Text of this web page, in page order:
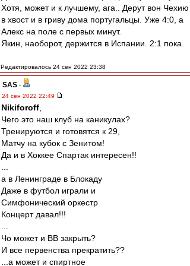
Хотя, может и к лучшему, ага.. Дерут вон Чехию
в хвост и в гриву дома португальцы. Уже 4:0, а
Алекс на поле с первых минут.
Якин, наоборот, держится в Испании. 2:1 пока.
Редактировалось 24 сен 2022 23:38
SAS -
24 сен 2022 22:49
Nikiforoff
Чего это наш клуб на каникулах?
Тренируются и готовятся к 29,
Матчу на кубок с Зенитом!
Да и в Хоккее Спартак интересен!!
а в Ленинграде в Блокаду
Даже в футбол играли и
Симфонический оркестр
Концерт давал!!!
Чо может и ВВ закрыть?
И все первенства прекратить??
...а может и спиртное